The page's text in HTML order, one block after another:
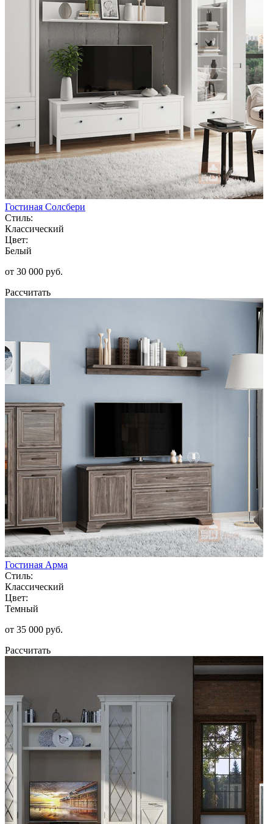
Гостиная Солсбери
Стиль:
Классический
Цвет:
Белый
от 30 000 руб.
Рассчитать
Гостиная Арма
Стиль:
Классический
Цвет:
Темный
от 35 000 руб.
Рассчитать